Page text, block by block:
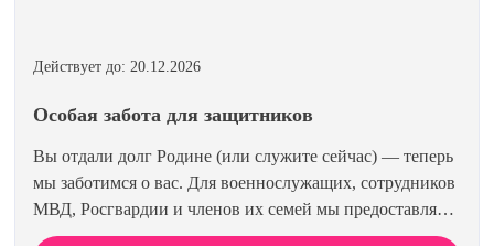
Действует до: 20.12.2026
Особая забота для защитников
Вы отдали долг Родине (или служите сейчас) — теперь
мы заботимся о вас. Для военнослужащих, сотрудников
МВД, Росгвардии и членов их семей мы предоставляем
скидку 15% на все виды лечения и кодирования.